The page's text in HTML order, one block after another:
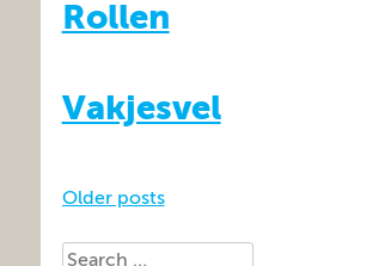
Rollen
Vakjesvel
Posts
Older posts
Search